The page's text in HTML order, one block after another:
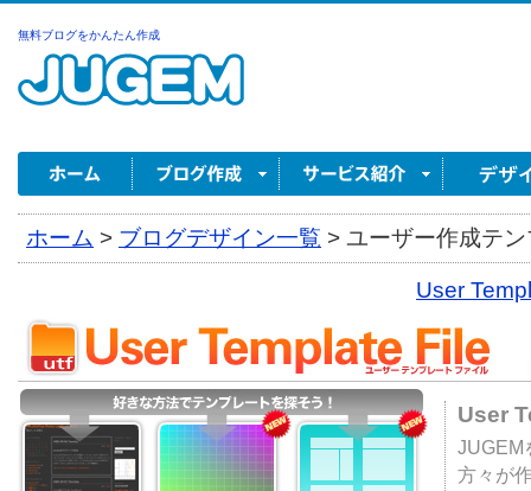
無料ブログをかんたん作成
ホーム > ブログデザイン一覧 > ユーザー作成テ
User
User
JUGEM
方々が